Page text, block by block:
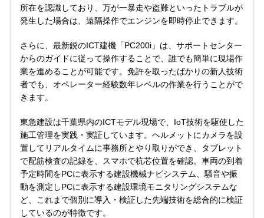
所在を認識しており、万が一暴走や盗難といったトラブルが
発生した場合は、遠隔操作でエンジンを即時停止できます。
さらに、最新鋭のICT建機「PC200i」は、サポートセンター
からのガイドに従って操作することで、誰でも簡単に現場作
業を進めることが可能です。免許を取ったばかりの新人技術
者でも、オペレーター経験数年レベルの作業を行うことがで
きます。
東急建設は千葉県内のICTモデル現場で、IoT技術を駆使した
施工管理を実践・実証しています。ヘルメットにカメラを設
置してリアルタイムに事務所とやり取りができ、タブレット
で配筋検査の記録を、スマホで杭芯位置を確認。車両の到着
予定時間をPCに表示する建設機械ナビシステム、騒音や振
動を測定しPCに表示する建設環境モニタリングシステムな
ど、これまで個別に導入・検証した先端技術を総合的に検証
しているのが特徴です。